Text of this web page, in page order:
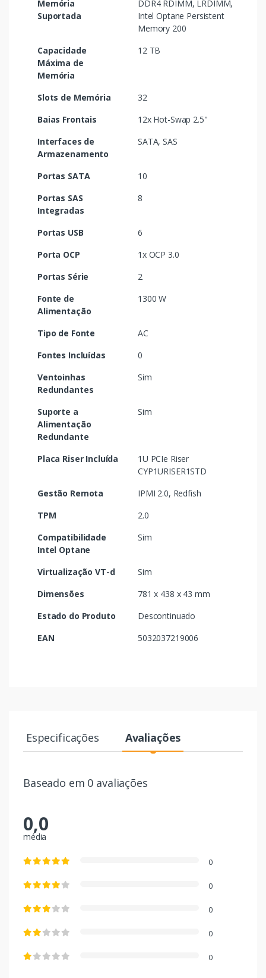
Memória
Suportada
DDR4 RDIMM, LRDIMM,
Intel Optane Persistent
Memory 200
Capacidade
Máxima de
Memória
12 TB
Slots de Memória
32
Baias Frontais
12x Hot-Swap 2.5"
Interfaces de
Armazenamento
SATA, SAS
Portas SATA
10
Portas SAS
Integradas
8
Portas USB
6
Porta OCP
1x OCP 3.0
Portas Série
2
Fonte de
Alimentação
1300 W
Tipo de Fonte
AC
Fontes Incluídas
0
Ventoinhas
Redundantes
Sim
Suporte a
Alimentação
Redundante
Sim
Placa Riser Incluída
1U PCIe Riser
CYP1URISER1STD
Gestão Remota
IPMI 2.0, Redfish
TPM
2.0
Compatibilidade
Intel Optane
Sim
Virtualização VT-d
Sim
Dimensões
781 x 438 x 43 mm
Estado do Produto
Descontinuado
EAN
5032037219006
Especificações Avaliações
Baseado em 0 avaliações
0,0
média
0
0
0
0
0